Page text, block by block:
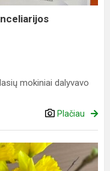
mokiniai dalyvavo
Plačiau